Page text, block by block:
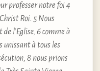
professer notre foi 4
Roi. 5 Nous
l’Eglise, 6 comme à
unissant à tous les
8 nous prions